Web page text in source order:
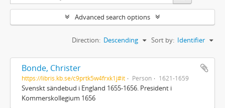
Advanced search options
Sort by: Identifier
Direction: Descending
Bonde, Christer
https://libris.kb.se/c9prtk5w4frxk1j#it Person 1621-1659
Svenskt sändebud i England 1655-1656. President i
Kommerskollegium 1656